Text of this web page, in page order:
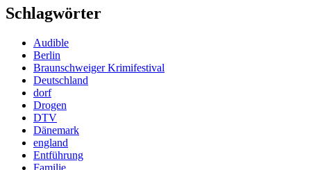
Schlagwörter
Audible
Berlin
Braunschweiger Krimifestival
Deutschland
dorf
Drogen
DTV
Dänemark
england
Entführung